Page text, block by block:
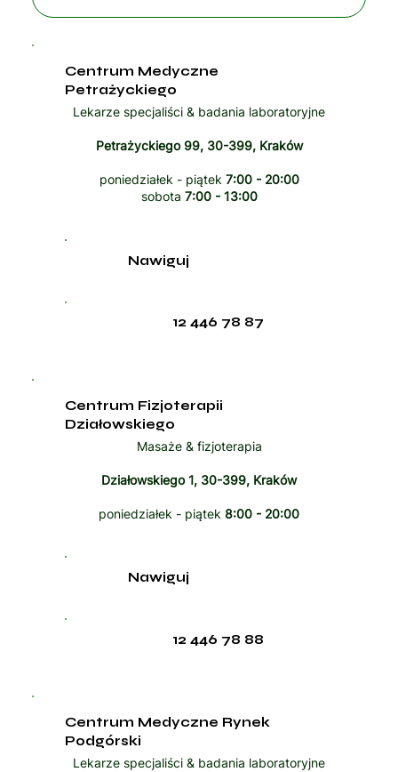
Centrum Medyczne
Petrażyckiego
Lekarze specjaliści & badania laboratoryjne
Petrażyckiego 99, 30-399, Kraków
poniedziałek - piątek 7:00 - 20:00
sobota 7:00 - 13:00
12 446 78 87
Nawiguj
Centrum Fizjoterapii
Działowskiego
Masaże & fizjoterapia
Działowskiego 1, 30-399, Kraków
poniedziałek - piątek 8:00 - 20:00
12 446 78 88
Nawiguj
Centrum Medyczne Rynek
Podgórski
Lekarze specjaliści & badania laboratoryjne